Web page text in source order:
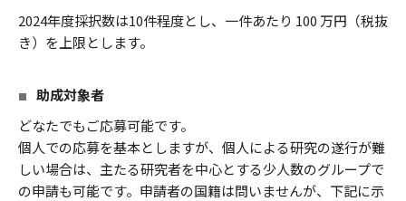
2024年度採択数は10件程度とし、一件あたり 100 万円（税抜
き）を上限とします。
助成対象者
どなたでもご応募可能です。
個人での応募を基本としますが、個人による研究の遂行が難
しい場合は、主たる研究者を中心とする少人数のグループで
の申請も可能です。申請者の国籍は問いませんが、下記に示